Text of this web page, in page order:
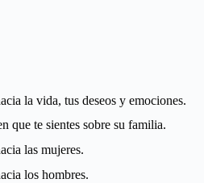
la vida, tus deseos y emociones.
que te sientes sobre su familia.
las mujeres.
los hombres.